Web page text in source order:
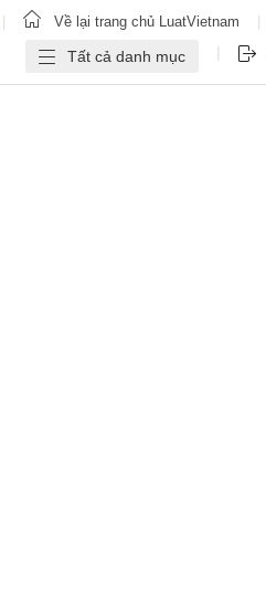
Về lại trang chủ LuatVietnam
Tất cả danh mục |